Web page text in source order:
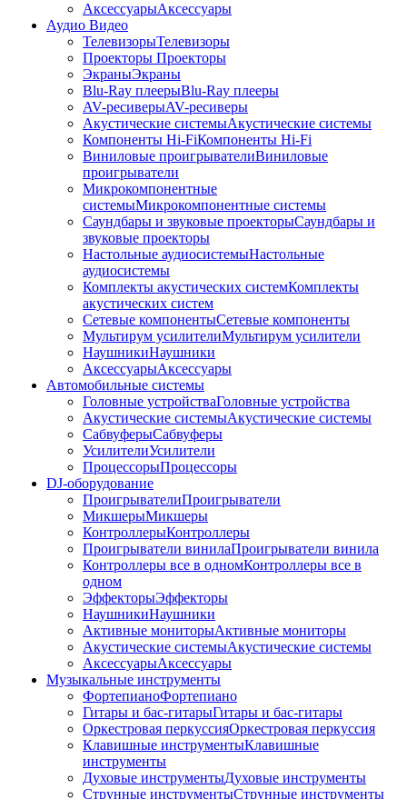
АксессуарыАксессуары
Аудио Видео
ТелевизорыТелевизоры
Проекторы Проекторы
ЭкраныЭкраны
Blu-Ray плеерыBlu-Ray плееры
AV-ресиверыAV-ресиверы
Акустические системыАкустические системы
Компоненты Hi-FiКомпоненты Hi-Fi
Виниловые проигрывателиВиниловые
проигрыватели
Микрокомпонентные
системыМикрокомпонентные системы
Саундбары и звуковые проекторыСаундбары и
звуковые проекторы
Настольные аудиосистемыНастольные
аудиосистемы
Комплекты акустических системКомплекты
акустических систем
Сетевые компонентыСетевые компоненты
Мультирум усилителиМультирум усилители
НаушникиНаушники
АксессуарыАксессуары
Автомобильные системы
Головные устройстваГоловные устройства
Акустические системыАкустические системы
СабвуферыСабвуферы
УсилителиУсилители
ПроцессорыПроцессоры
DJ-оборудование
ПроигрывателиПроигрыватели
МикшерыМикшеры
КонтроллерыКонтроллеры
Проигрыватели винилаПроигрыватели винила
Контроллеры все в одномКонтроллеры все в
одном
ЭффекторыЭффекторы
НаушникиНаушники
Активные мониторыАктивные мониторы
Акустические системыАкустические системы
АксессуарыАксессуары
Музыкальные инструменты
ФортепианоФортепиано
Гитары и бас-гитарыГитары и бас-гитары
Оркестровая перкуссияОркестровая перкуссия
Клавишные инструментыКлавишные
инструменты
Духовые инструментыДуховые инструменты
Струнные инструментыСтрунные инструменты